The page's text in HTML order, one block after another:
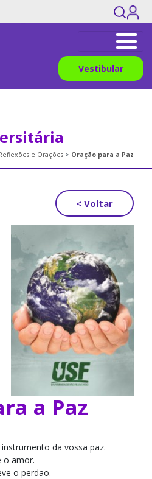
Vestibular
os links devem ter o mesmo
e Orações Oração para a Paz
< Voltar
a Paz
da vossa paz.
o amor.
o perdão.